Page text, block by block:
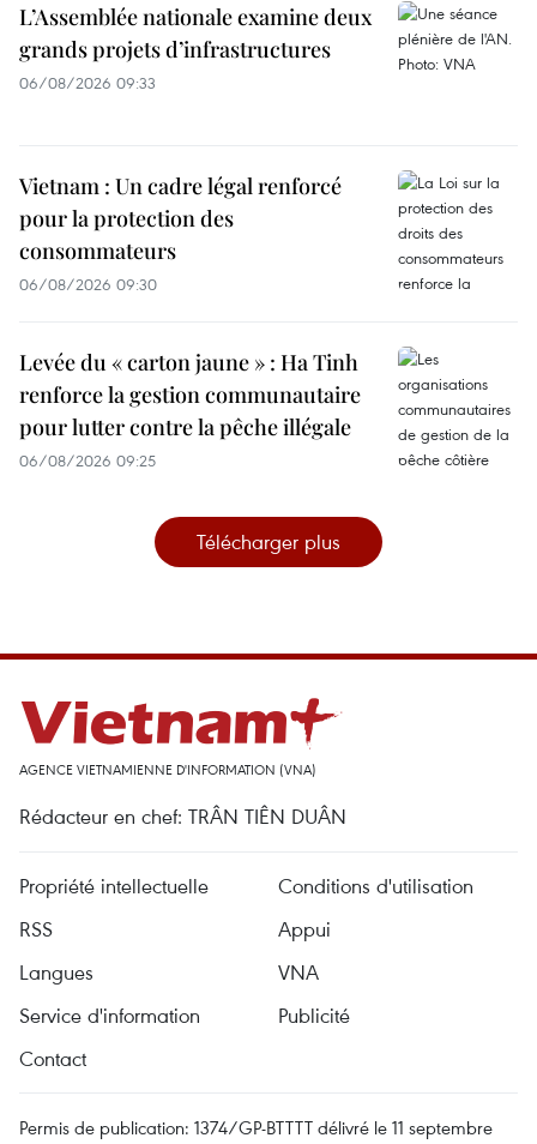
L’Assemblée nationale examine deux
grands projets d’infrastructures
06/08/2026 09:33
Vietnam : Un cadre légal renforcé
pour la protection des
consommateurs
06/08/2026 09:30
Levée du « carton jaune » : Ha Tinh
renforce la gestion communautaire
pour lutter contre la pêche illégale
06/08/2026 09:25
Télécharger plus
AGENCE VIETNAMIENNE D'INFORMATION (VNA)
Rédacteur en chef: TRÂN TIÊN DUÂN
Propriété intellectuelle
Conditions d'utilisation
RSS
Appui
Langues
VNA
Service d'information
Publicité
Contact
Permis de publication: 1374/GP-BTTTT délivré le 11 septembre